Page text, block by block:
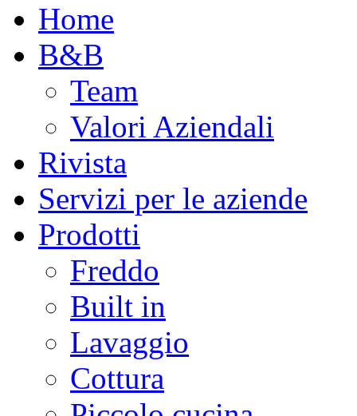
Home
B&B
Team
Valori Aziendali
Rivista
Servizi per le aziende
Prodotti
Freddo
Built in
Lavaggio
Cottura